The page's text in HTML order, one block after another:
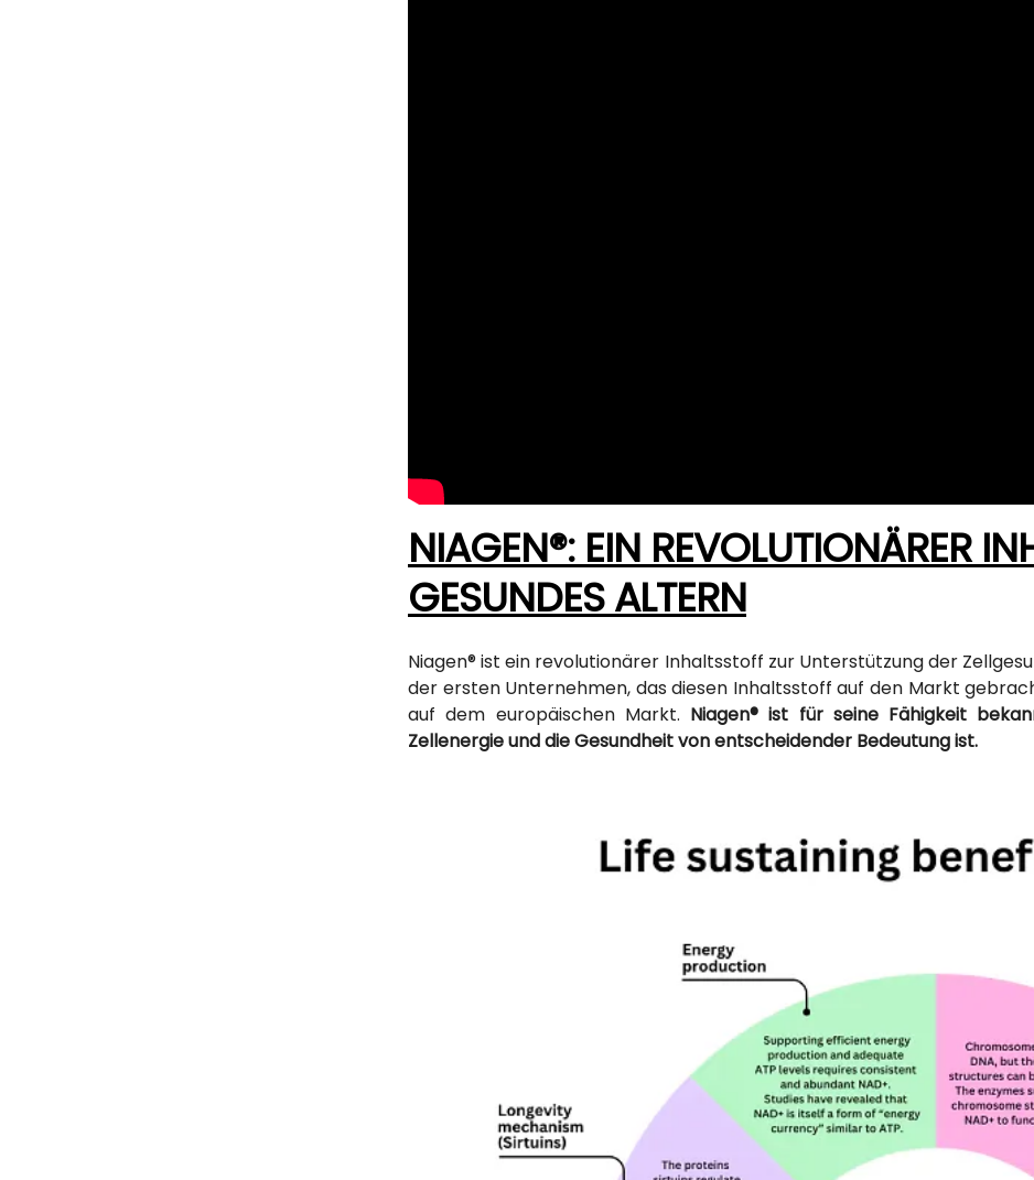
NIAGEN®: EIN REVOLUTIONÄRER
GESUNDES ALTERN
Niagen® ist ein revolutionärer Inhaltsstoff zur Unterstützung der
der ersten Unternehmen, das diesen Inhaltsstoff auf den Markt
auf dem europäischen Markt. Niagen® ist für seine Fähigkeit
Zellenergie und die Gesundheit von entscheidender Bedeutung ist.